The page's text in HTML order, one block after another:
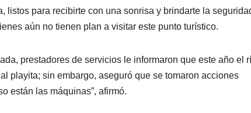
listos para recibirte con una sonrisa y brindarte la
aún no tienen plan a visitar este punto turístico.
prestadores de servicios le informaron que este año el
playita; sin embargo, aseguró que se tomaron acciones
están las máquinas”, afirmó.